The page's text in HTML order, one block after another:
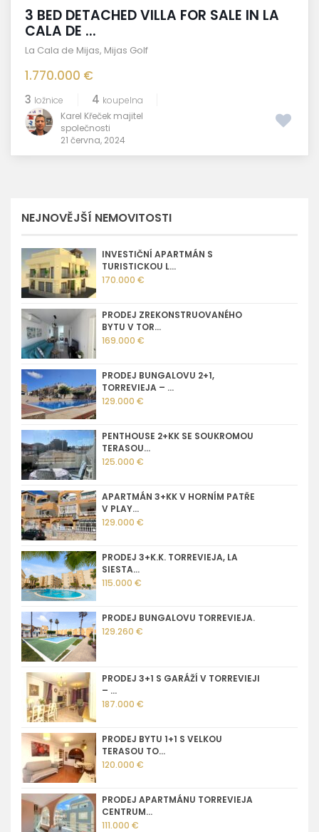
3 BED DETACHED VILLA FOR SALE IN LA
CALA DE ...
La Cala de Mijas, Mijas Golf
1.770.000 €
3 ložnice 4 koupelna
Karel Křeček majitel
společnosti
21 června, 2024
NEJNOVĚJŠÍ NEMOVITOSTI
INVESTIČNÍ APARTMÁN S
TURISTICKOU L...
170.000 €
PRODEJ ZREKONSTRUOVANÉHO
BYTU V TOR...
169.000 €
PRODEJ BUNGALOVU 2+1,
TORREVIEJA – ...
129.000 €
PENTHOUSE 2+KK SE SOUKROMOU
TERASOU...
125.000 €
APARTMÁN 3+KK V HORNÍM PATŘE
V PLAY...
129.000 €
PRODEJ 3+K.K. TORREVIEJA, LA
SIESTA...
115.000 €
PRODEJ BUNGALOVU TORREVIEJA.
129.260 €
PRODEJ 3+1 S GARÁŽÍ V TORREVIEJI
– ...
187.000 €
PRODEJ BYTU 1+1 S VELKOU
TERASOU TO...
120.000 €
PRODEJ APARTMÁNU TORREVIEJA
CENTRUM...
111.000 €